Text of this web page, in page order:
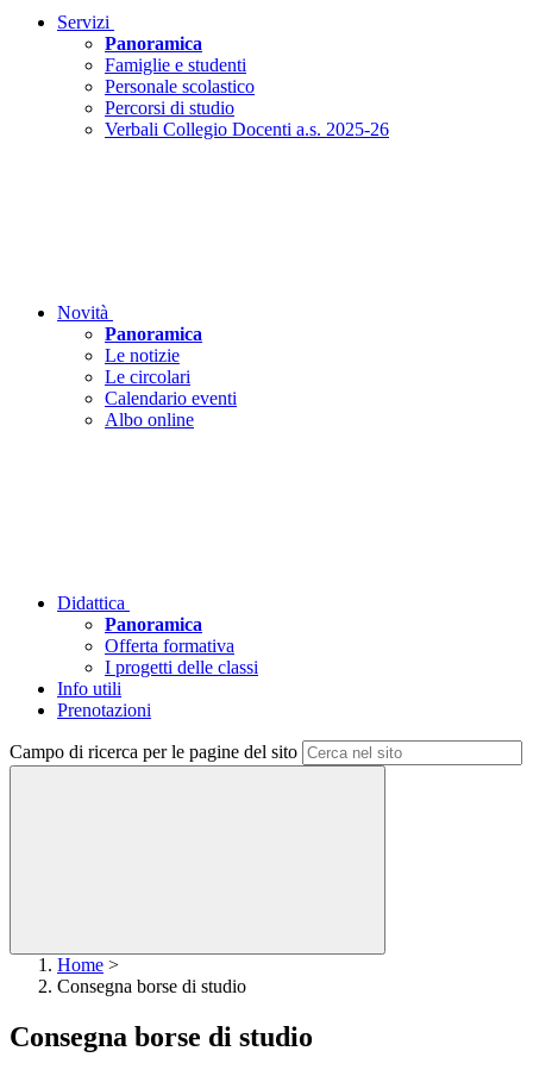
Servizi
Panoramica
Famiglie e studenti
Personale scolastico
Percorsi di studio
Verbali Collegio Docenti a.s. 2025-26
Novità
Panoramica
Le notizie
Le circolari
Calendario eventi
Albo online
Didattica
Panoramica
Offerta formativa
I progetti delle classi
Info utili
Prenotazioni
Campo di ricerca per le pagine del sito
Home >
Consegna borse di studio
Consegna borse di studio